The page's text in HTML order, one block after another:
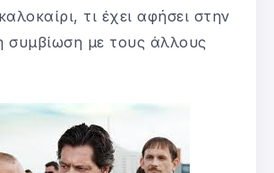
τι έχει αφήσει στην
συμβίωση με τους άλλους